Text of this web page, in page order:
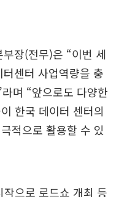
장(전무)은 “이번 세
센터 사업역량을 충
며 “앞으로도 다양한
한국 데이터 센터의
적으로 활용할 수 있
으로 로드쇼 개최 등